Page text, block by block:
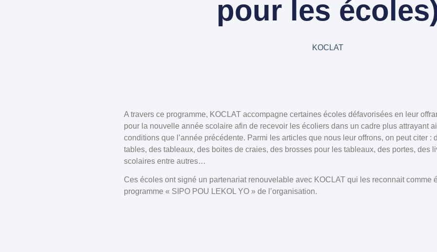
pour les
KOCLAT
A travers ce programme, KOCLAT accompagne certaines écoles défavorisées en leur
pour la nouvelle année scolaire afin de recevoir les écoliers dans un cadre plus attrayant
conditions que l’année précédente. Parmi les articles que nous leur offrons, on peut citer :
tables, des tableaux, des boites de craies, des brosses pour les tableaux, des portes, des
scolaires entre autres…
Ces écoles ont signé un partenariat renouvelable avec KOCLAT qui les reconnait comme
programme « SIPO POU LEKOL YO » de l’organisation.